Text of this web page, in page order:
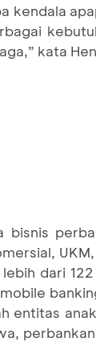
kendala
kata
bisnis
dari
entitas